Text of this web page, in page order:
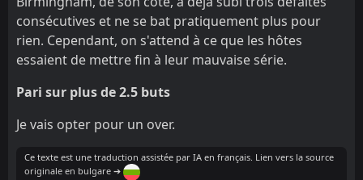
consécutives et ne se bat pratiquement plus pour
rien. Cependant, on s'attend à ce que les hôtes
essaient de mettre fin à leur mauvaise série.
Pari sur plus de 2.5 buts
Je vais opter pour un over.
Ce texte est une traduction assistée par IA en français. Lien vers la source
originale en bulgare ➔